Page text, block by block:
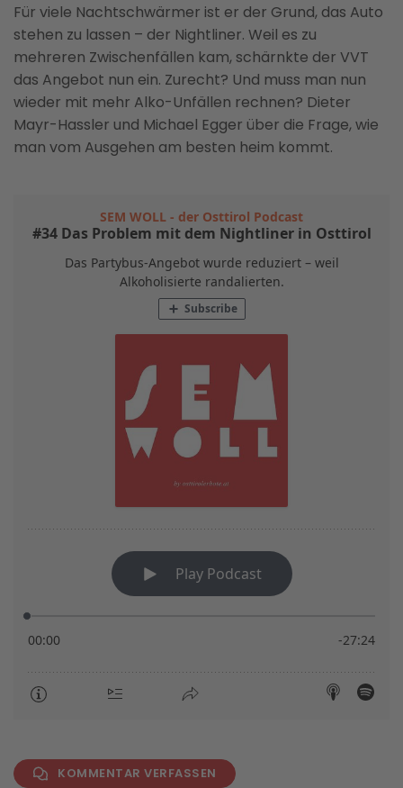
Für viele Nachtschwärmer ist er der Grund, das Auto
stehen zu lassen – der Nightliner. Weil es zu
mehreren Zwischenfällen kam, schärnkte der VVT
das Angebot nun ein. Zurecht? Und muss man nun
wieder mit mehr Alko-Unfällen rechnen? Dieter
Mayr-Hassler und Michael Egger über die Frage, wie
man vom Ausgehen am besten heim kommt.
KOMMENTAR VERFASSEN